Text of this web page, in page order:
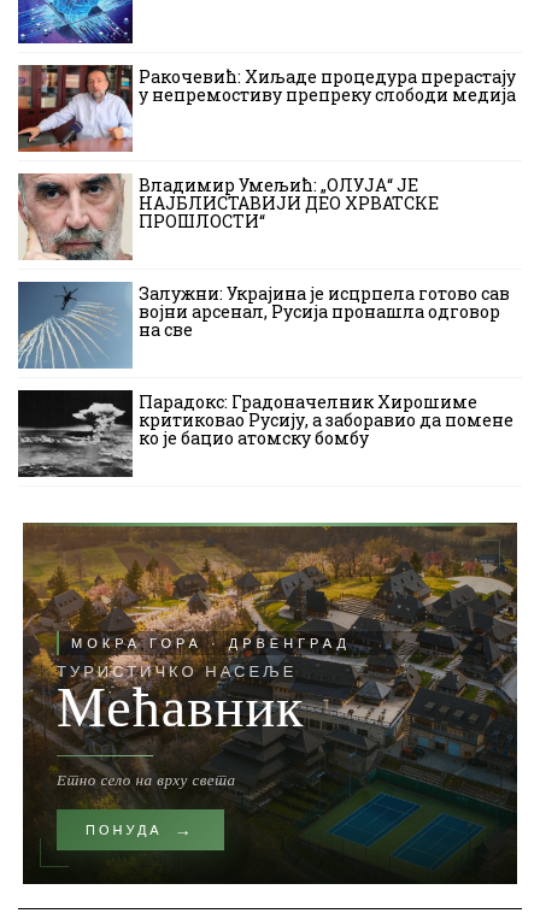
Ракочевић: Хиљаде процедура прерастају
у непремостиву препреку слободи медија
Владимир Умељић: „ОЛУЈА“ ЈЕ
НАЈБЛИСТАВИЈИ ДЕО ХРВАТСКЕ
ПРОШЛОСТИ“
Залужни: Украјина је исцрпела готово сав
војни арсенал, Русија пронашла одговор
на све
Парадокс: Градоначелник Хирошиме
критиковао Русију, а заборавио да помене
ко је бацио атомску бомбу